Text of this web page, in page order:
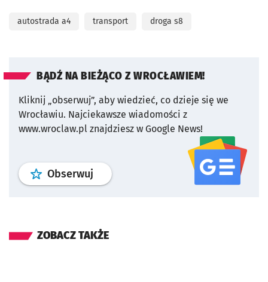
autostrada a4 transport droga s8
BĄDŹ NA BIEŻĄCO Z WROCŁAWIEM!
Kliknij „obserwuj”, aby wiedzieć, co dzieje się we
Wrocławiu. Najciekawsze wiadomości z
www.wroclaw.pl znajdziesz w Google News!
Obserwuj profil serwisu
ZOBACZ TAKŻE